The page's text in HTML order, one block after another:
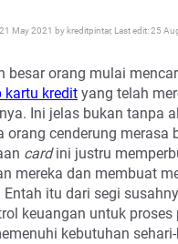
21 May 2021 by kreditpintar, Last edit: 25
besar orang mulai
kartu kredit yang telah
Ini jelas bukan tanpa
orang cenderung merasa
cardini justru
mereka dan membuat
Entah itu dari segi
keuangan untuk proses
kebutuhan